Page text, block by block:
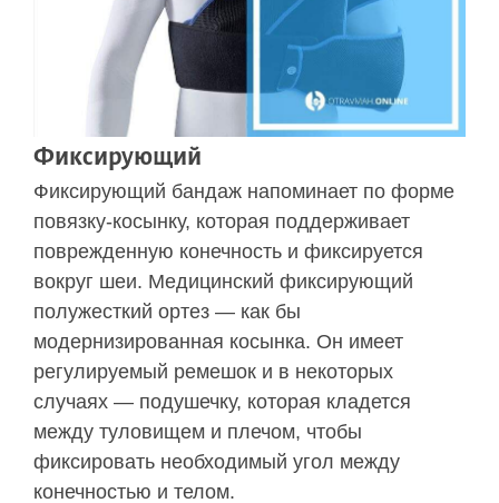
Фиксирующий
Фиксирующий бандаж напоминает по форме
повязку-косынку, которая поддерживает
поврежденную конечность и фиксируется
вокруг шеи. Медицинский фиксирующий
полужесткий ортез — как бы
модернизированная косынка. Он имеет
регулируемый ремешок и в некоторых
случаях — подушечку, которая кладется
между туловищем и плечом, чтобы
фиксировать необходимый угол между
конечностью и телом.